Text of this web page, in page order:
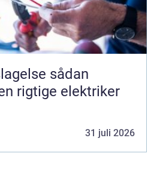
sådan
rigtige elektriker
31 juli 2026